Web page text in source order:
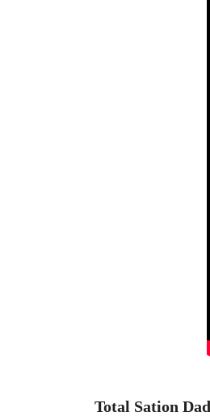
Total Sation